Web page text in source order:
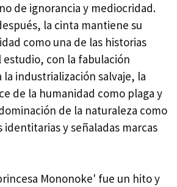
de ignorancia y mediocridad.
la cinta mantiene su
como una de las historias
con la fabulación
industrialización salvaje, la
de la humanidad como plaga y
de la naturaleza como
identitarias y señaladas marcas
Mononoke' fue un hito y